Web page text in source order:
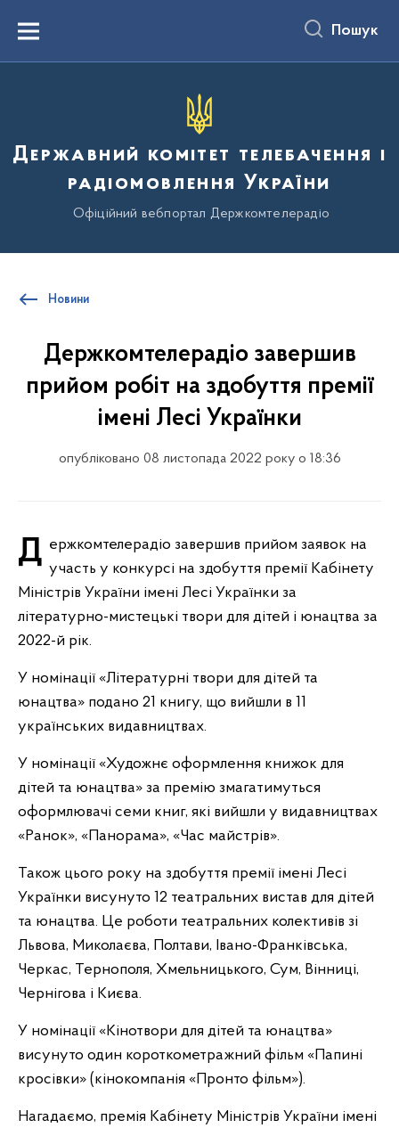
вмістуMenu Пошук
Державний комітет телебачення і
радіомовлення України
Офіційний вебпортал Держкомтелерадіо
Новини
Держкомтелерадіо завершив
прийом робіт на здобуття премії
імені Лесі Українки
опубліковано 08 листопада 2022 року о 18:36
Держкомтелерадіо завершив прийом заявок на участь у конкурсі на здобуття премії Кабінету
Міністрів України імені Лесі Українки за
літературно-мистецькі твори для дітей і юнацтва за
2022-й рік.
У номінації «Літературні твори для дітей та
юнацтва» подано 21 книгу, що вийшли в 11
українських видавництвах.
У номінації «Художнє оформлення книжок для
дітей та юнацтва» за премію змагатимуться
оформлювачі семи книг, які вийшли у видавництвах
«Ранок», «Панорама», «Час майстрів».
Також цього року на здобуття премії імені Лесі
Українки висунуто 12 театральних вистав для дітей
та юнацтва. Це роботи театральних колективів зі
Львова, Миколаєва, Полтави, Івано-Франківська,
Черкас, Тернополя, Хмельницького, Сум, Вінниці,
Чернігова і Києва.
У номінації «Кінотвори для дітей та юнацтва»
висунуто один короткометражний фільм «Папині
кросівки» (кінокомпанія «Пронто фільм»).
Нагадаємо, премія Кабінету Міністрів України імені